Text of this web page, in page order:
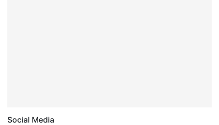
Social Media